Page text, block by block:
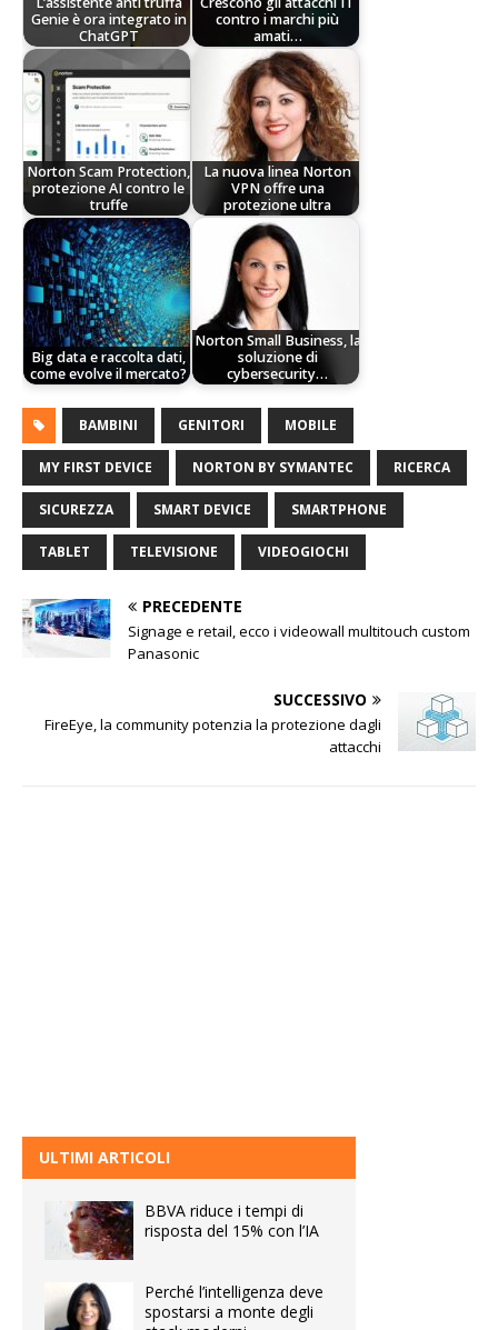
Genie è ora integrato in
ChatGPT
contro i marchi più
amati…
Norton Scam Protection,
protezione AI contro le
truffe
La nuova linea Norton
VPN offre una
protezione ultra
Big data e raccolta dati,
come evolve il mercato?
Norton Small Business, la
soluzione di
cybersecurity…
BAMBINI GENITORI MOBILE
MY FIRST DEVICE NORTON BY SYMANTEC RICERCA
SICUREZZA SMART DEVICE SMARTPHONE
TABLET TELEVISIONE VIDEOGIOCHI
PRECEDENTE
Signage e retail, ecco i videowall multitouch custom
Panasonic
SUCCESSIVO
FireEye, la community potenzia la protezione dagli
attacchi
ULTIMI ARTICOLI
BBVA riduce i tempi di
risposta del 15% con l’IA
Perché l’intelligenza deve
spostarsi a monte degli